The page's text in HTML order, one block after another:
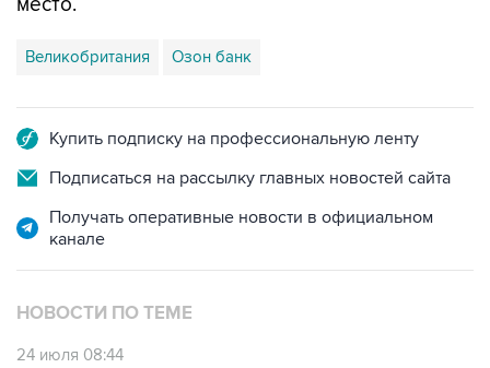
Великобритания Озон банк
Купить подписку на профессиональную ленту
Подписаться на рассылку главных новостей сайта
Получать оперативные новости в официальном
канале
НОВОСТИ ПО ТЕМЕ
24 июля 08:44